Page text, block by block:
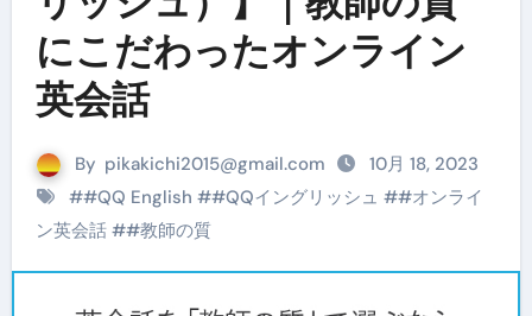
にこだわったオンライン
英会話
By pikakichi2015@gmail.com
10月 18, 2023
##QQ English ##QQイングリッシュ ##オンライ
ン英会話##教師の質